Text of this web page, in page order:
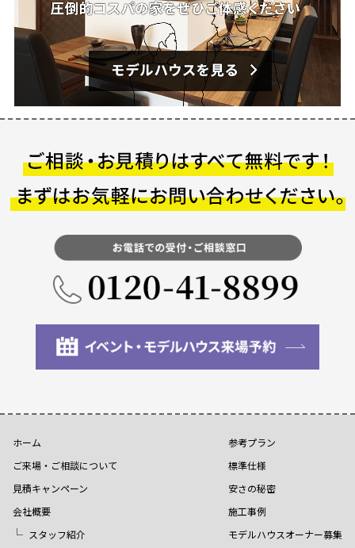
ホーム
ご来場・ご相談について
見積キャンペーン
会社概要
スタッフ紹介
参考プラン
標準仕様
安さの秘密
施工事例
モデルハウスオーナー募集